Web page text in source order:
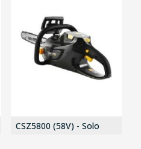
CSZ5800 (58V) - Solo